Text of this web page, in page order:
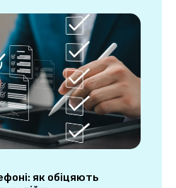
як обіцяють